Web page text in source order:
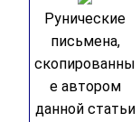
Рунические
письмена,
скопированны
е автором
данной статьи